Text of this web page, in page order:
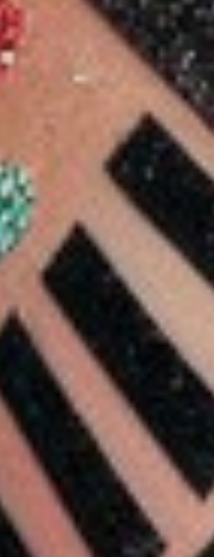
ستيك باتري بْلينغ
2.584 دب
اشتر الآن
شجلام
10 %
هويد ان نودي
3.635 دب
أضف